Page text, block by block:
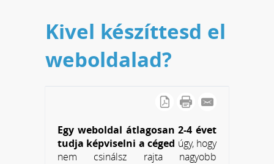
Kivel készíttesd el
weboldalad?
Egy weboldal átlagosan 2-4 évet
tudja képviselni a céged úgy, hogy
nem csinálsz rajta nagyobb